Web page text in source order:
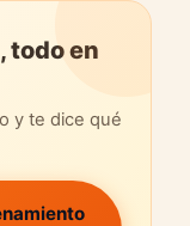
todo en
y te dice qué